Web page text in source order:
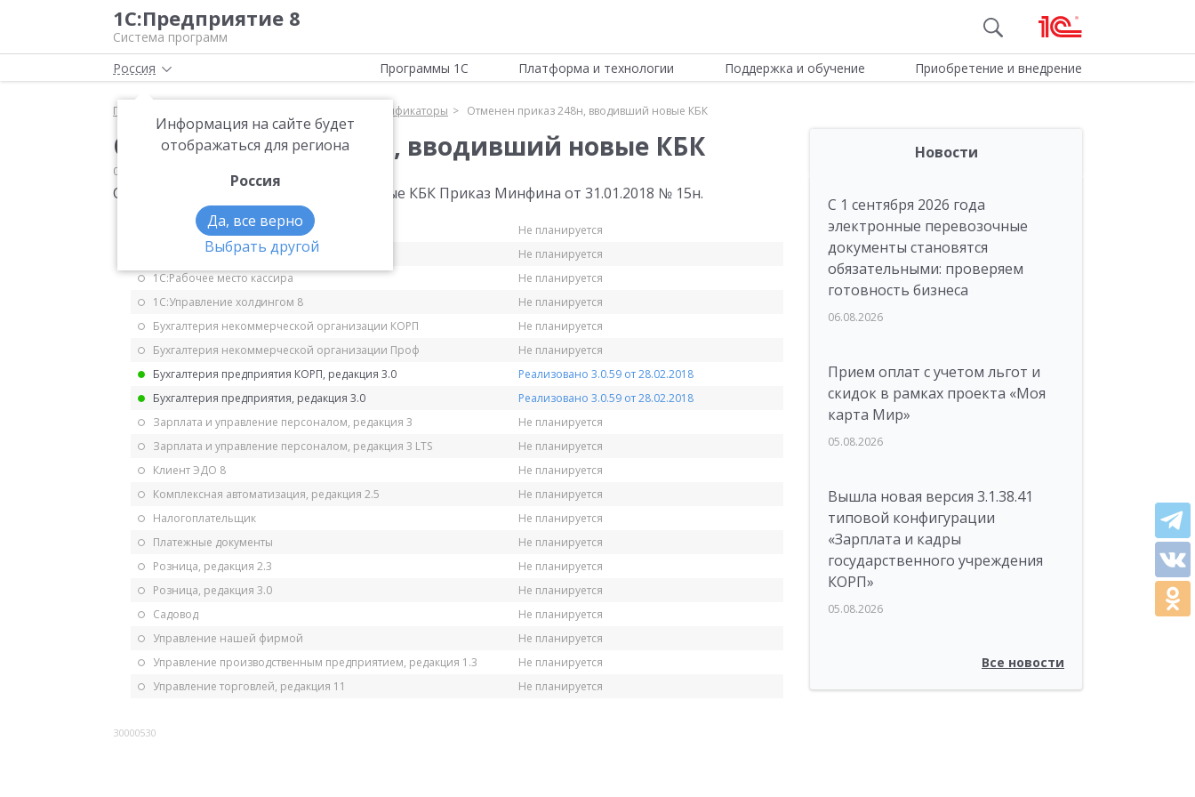
1С:Предприятие 8
Система программ
Россия
Информация на сайте будет
отображаться для региона
Россия
Да, все верно
Выбрать другой
Программы 1С Платформа и технологии Поддержка и обучение Приобретение и внедрение
Главная Классификаторы Отменен приказ 248н, вводивший новые КБК
Отменен приказ 248н, вводивший новые КБК
07.02.2018
Отменен приказ 248н, вводивший новые КБК Приказ Минфина от 31.01.2018 № 15н.
1С:ERP Управление предприятием 2.5
Не планируется
1С:ERP. Управление холдингом
Не планируется
1С:Рабочее место кассира
Не планируется
1С:Управление холдингом 8
Не планируется
Бухгалтерия некоммерческой организации КОРП
Не планируется
Бухгалтерия некоммерческой организации Проф
Не планируется
Бухгалтерия предприятия КОРП, редакция 3.0
Реализовано 3.0.59 от 28.02.2018
Бухгалтерия предприятия, редакция 3.0
Реализовано 3.0.59 от 28.02.2018
Зарплата и управление персоналом, редакция 3
Не планируется
Зарплата и управление персоналом, редакция 3 LTS
Не планируется
Клиент ЭДО 8
Не планируется
Комплексная автоматизация, редакция 2.5
Не планируется
Налогоплательщик
Не планируется
Платежные документы
Не планируется
Розница, редакция 2.3
Не планируется
Розница, редакция 3.0
Не планируется
Садовод
Не планируется
Управление нашей фирмой
Не планируется
Управление производственным предприятием, редакция 1.3
Не планируется
Управление торговлей, редакция 11
Не планируется
30000530
Новости
С 1 сентября 2026 года
электронные перевозочные
документы становятся
обязательными: проверяем
готовность бизнеса
06.08.2026
Прием оплат с учетом льгот и
скидок в рамках проекта «Моя
карта Мир»
05.08.2026
Вышла новая версия 3.1.38.41
типовой конфигурации
«Зарплата и кадры
государственного учреждения
КОРП»
05.08.2026
Все новости